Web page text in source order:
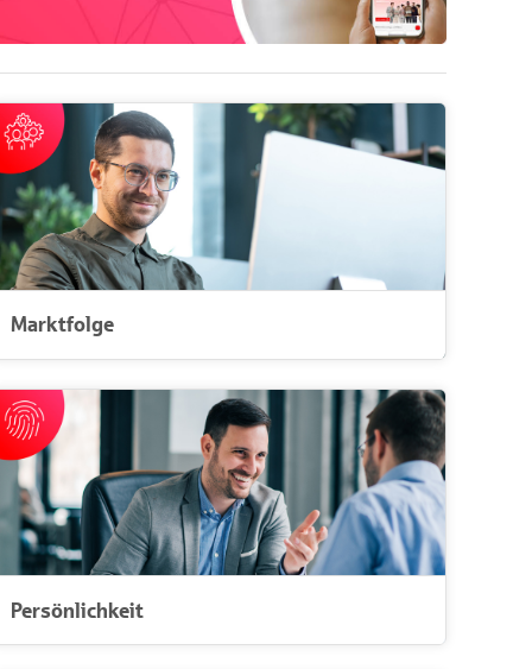
Marktfolge
Bedarf
Marktfolge
Persönlichkeit